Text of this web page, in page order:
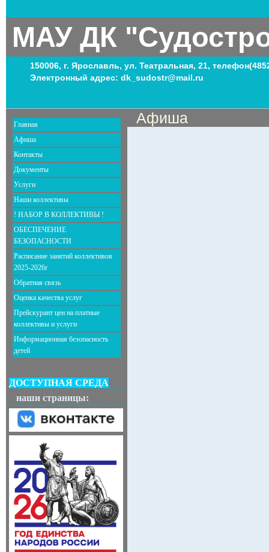
МАУ ДК
150006, г. Ярославль, ул. Театральная, 21,
Электронный адрес: dk_sudostr@mail.ru
Главная
Афиша
Контакты
Документы
Услуги
Наши коллективы
! НАБОР В КОЛЛЕКТИВЫ !
ОБЕСПЕЧЕНИЕ
БЕЗОПАСНОСТИ
Расписание занятий коллективов
2025-2026г
Обратная связь
Оценка качества услуг
Прейскурант цен на платные
коллективы и услуги
Информационная безопасность
детей
ДОСТУПНАЯ СРЕДА
наши страницы:
Афиша